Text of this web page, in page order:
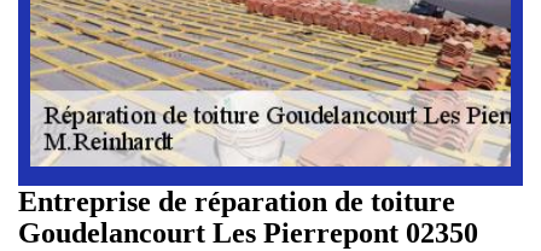
Entreprise de réparation de toiture
Goudelancourt Les Pierrepont 02350